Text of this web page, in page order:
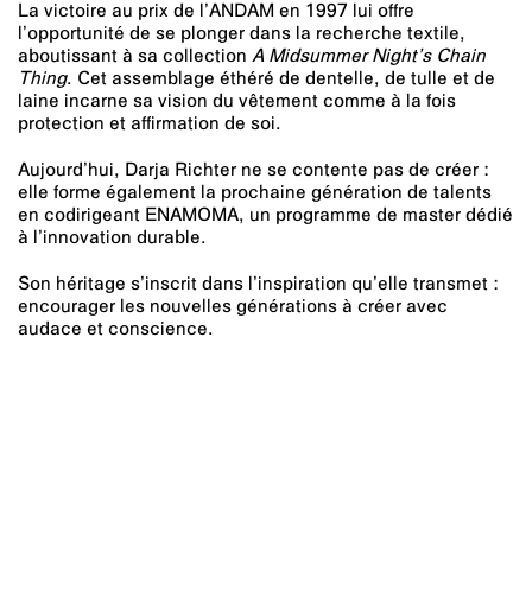
La victoire au prix de l’ANDAM en 1997 lui offre
l’opportunité de se plonger dans la recherche textile,
aboutissant à sa collection A Midsummer Night’s Chain
Thing. Cet assemblage éthéré de dentelle, de tulle et de
laine incarne sa vision du vêtement comme à la fois
protection et affirmation de soi.
Aujourd’hui, Darja Richter ne se contente pas de créer :
elle forme également la prochaine génération de talents
en codirigeant ENAMOMA, un programme de master dédié
à l’innovation durable.
Son héritage s’inscrit dans l’inspiration qu’elle transmet :
encourager les nouvelles générations à créer avec
audace et conscience.